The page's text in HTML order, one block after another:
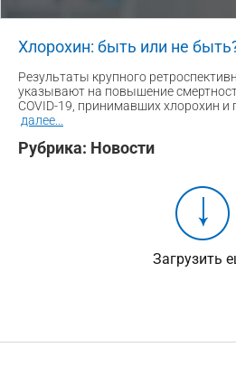
Хлорохин: быть или не
Результаты крупного
указывают на повышение
COVID-19, принимавших хлорохин и
далее
Рубрика: Новости
Загрузить